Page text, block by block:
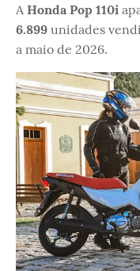
A Honda Pop 110i
6.899 unidades
a maio de 2026.